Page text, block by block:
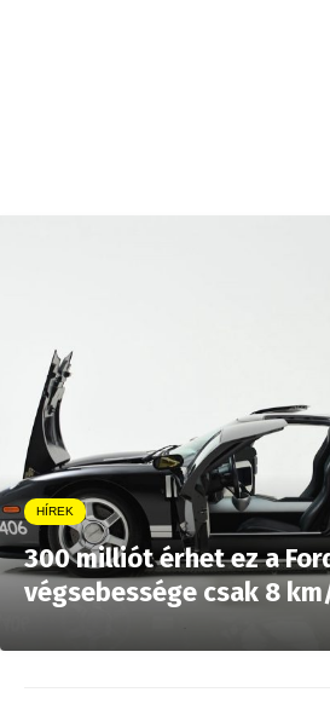
HÍREK
300 milliót érhet ez a
végsebessége csak 8